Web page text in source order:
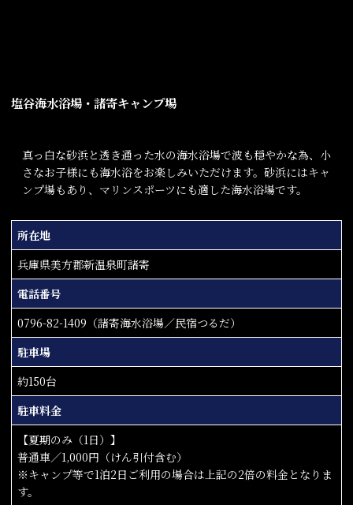
塩谷海水浴場・諸寄キャンプ場
真っ白な砂浜と透き通った水の海水浴場で波も穏やかな為、小
さなお子様にも海水浴をお楽しみいただけます。砂浜にはキャ
ンプ場もあり、マリンスポーツにも適した海水浴場です。
所在地
兵庫県美方郡新温泉町諸寄
電話番号
0796-82-1409（諸寄海水浴場／民宿つるだ）
駐車場
約150台
駐車料金
【夏期のみ（1日）】
普通車／1,000円（けん引付含む）
※キャンプ等で1泊2日ご利用の場合は上記の2倍の料金となりま
す。